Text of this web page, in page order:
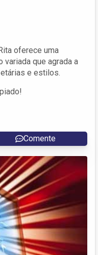
oferece uma
variada que agrada a
e estilos.
Comente